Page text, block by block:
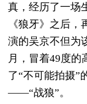
真，经历了一场
《狼牙》之后
演的吴京不但为
月，冒着49度的
了“不可能拍摄”
——“战狼”。